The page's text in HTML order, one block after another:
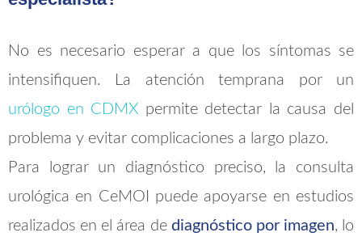
No es necesario esperar a que los síntomas se
intensifiquen. La atención temprana por un
urólogo en CDMX permite detectar la causa del
problema y evitar complicaciones a largo plazo.
Para lograr un diagnóstico preciso, la consulta
urológica en CeMOI puede apoyarse en estudios
realizados en el área de diagnóstico por imagen, lo